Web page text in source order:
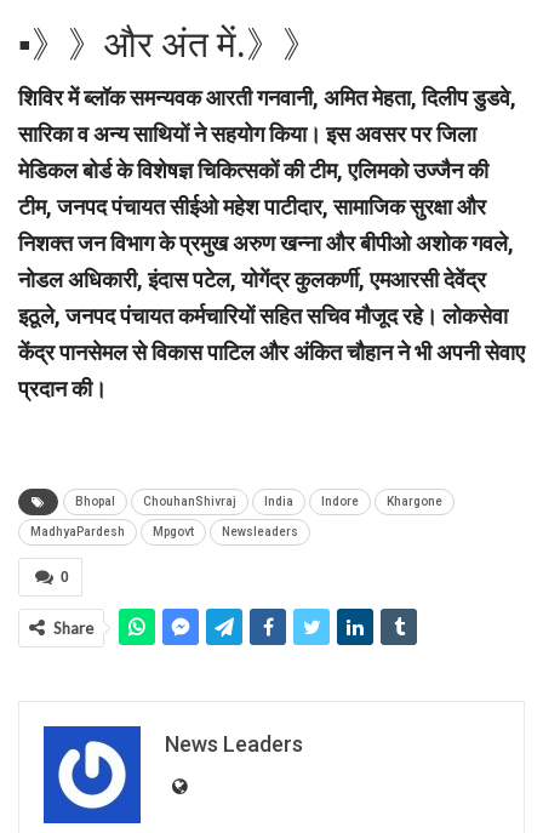
▪︎》》और अंत में.》》
शिविर में ब्लॉक समन्यवक आरती गनवानी, अमित मेहता, दिलीप डुडवे,
सारिका व अन्य साथियों ने सहयोग किया। इस अवसर पर जिला
मेडिकल बोर्ड के विशेषज्ञ चिकित्सकों की टीम, एलिमको उज्जैन की
टीम, जनपद पंचायत सीईओ महेश पाटीदार, सामाजिक सुरक्षा और
निशक्त जन विभाग के प्रमुख अरुण खन्ना और बीपीओ अशोक गवले,
नोडल अधिकारी, इंदास पटेल, योगेंद्र कुलकर्णी, एमआरसी देवेंद्र
इठूले, जनपद पंचायत कर्मचारियों सहित सचिव मौजूद रहे। लोकसेवा
केंद्र पानसेमल से विकास पाटिल और अंकित चौहान ने भी अपनी सेवाए
प्रदान की।
Bhopal ChouhanShivraj India Indore Khargone
MadhyaPardesh Mpgovt Newsleaders
0
Share
News Leaders